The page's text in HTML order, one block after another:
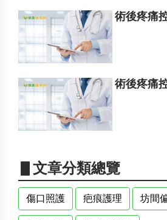
術後疼痛
術後疼痛
▋文章分類總覽
傷口照護 疤痕護理 坊間